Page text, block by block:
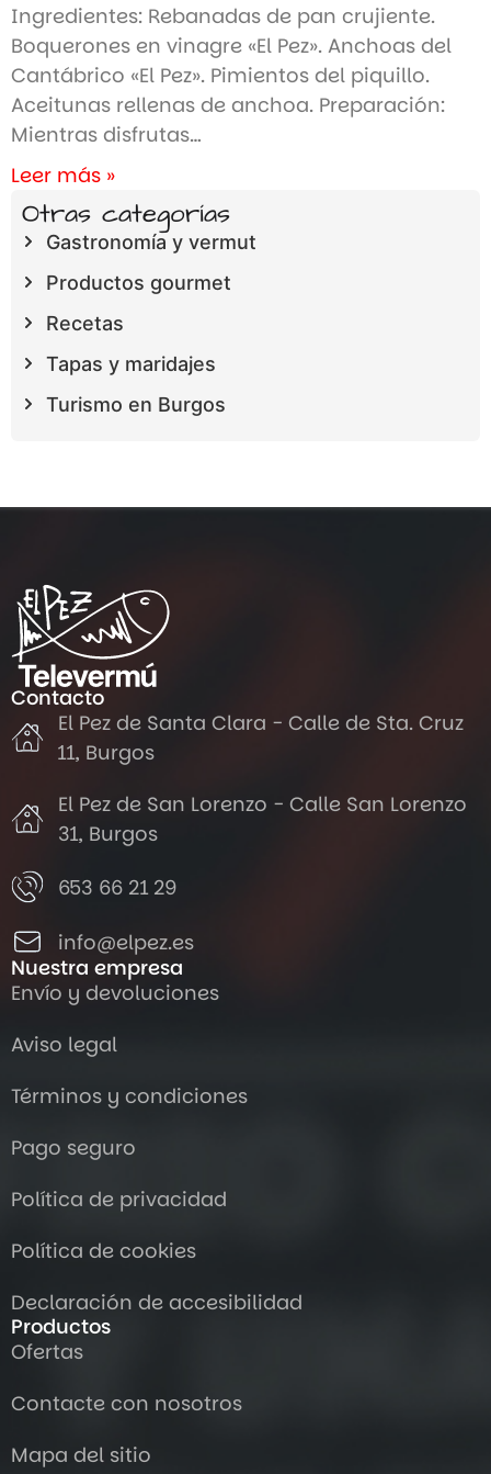
Otras categorías
Gastronomía y vermut
Productos gourmet
Recetas
Tapas y maridajes
Turismo en Burgos
Ingredientes: Rebanadas de pan crujiente.
Boquerones en vinagre «El Pez». Anchoas del
Cantábrico «El Pez». Pimientos del piquillo.
Aceitunas rellenas de anchoa. Preparación:
Mientras disfrutas…
Leer más »
Contacto
El Pez de Santa Clara - Calle de Sta. Cruz
11, Burgos
El Pez de San Lorenzo - Calle San Lorenzo
31, Burgos
653 66 21 29
info@elpez.es
Nuestra empresa
Envío y devoluciones
Aviso legal
Términos y condiciones
Pago seguro
Política de privacidad
Política de cookies
Declaración de accesibilidad
Productos
Ofertas
Contacte con nosotros
Mapa del sitio